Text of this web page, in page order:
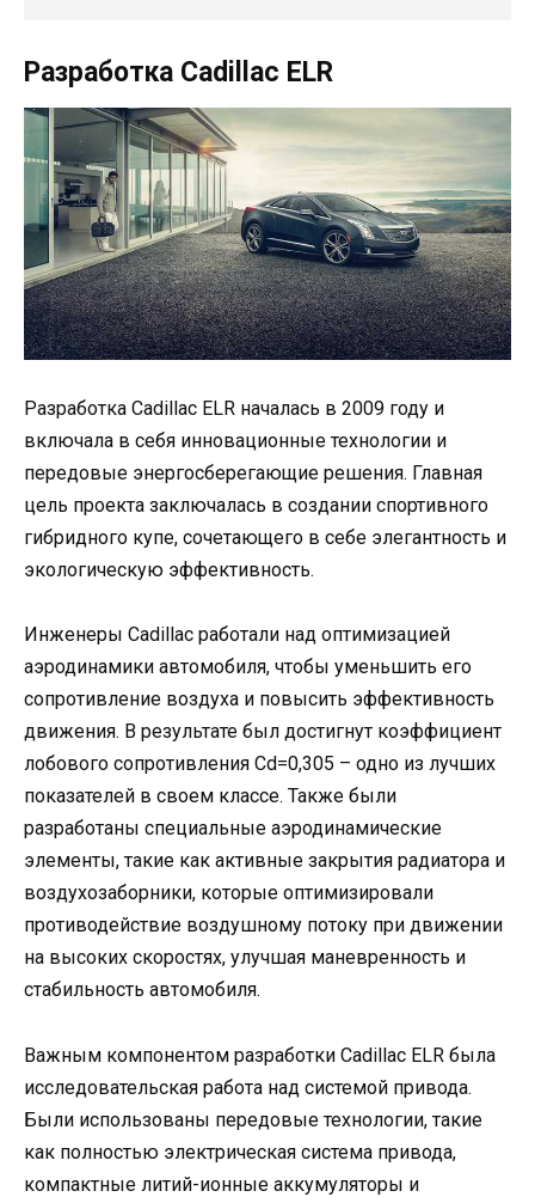
Разработка Cadillac ELR
Разработка Cadillac ELR началась в 2009 году и
включала в себя инновационные технологии и
передовые энергосберегающие решения. Главная
цель проекта заключалась в создании спортивного
гибридного купе, сочетающего в себе элегантность и
экологическую эффективность.
Инженеры Cadillac работали над оптимизацией
аэродинамики автомобиля, чтобы уменьшить его
сопротивление воздуха и повысить эффективность
движения. В результате был достигнут коэффициент
лобового сопротивления Cd=0,305 – одно из лучших
показателей в своем классе. Также были
разработаны специальные аэродинамические
элементы, такие как активные закрытия радиатора и
воздухозаборники, которые оптимизировали
противодействие воздушному потоку при движении
на высоких скоростях, улучшая маневренность и
стабильность автомобиля.
Важным компонентом разработки Cadillac ELR была
исследовательская работа над системой привода.
Были использованы передовые технологии, такие
как полностью электрическая система привода,
компактные литий-ионные аккумуляторы и